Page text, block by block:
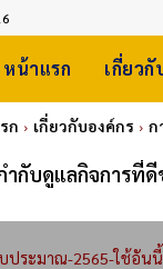
หน้าแรก เกี่ยวกั
ก เกี่ยวกับองค์กร ก
ำกับดูแลกิจการที่
ประมาณ-2565-ใช้อันนี้